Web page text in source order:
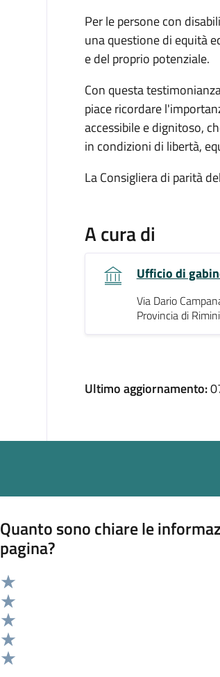
Per le persone con
una questione di equità
e del proprio potenziale.
Con questa
piace ricordare
accessibile e dignitoso,
in condizioni di libertà,
La Consigliera di parità
A cura di
Ufficio di
Via Dario
Provincia di
Ultimo aggiornamento:
Quanto sono chiare le
pagina?
Valuta 5 stelle su 5
Valuta 4 stelle su 5
Valuta 3 stelle su 5
Valuta 2 stelle su 5